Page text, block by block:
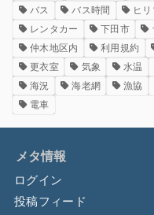
バス
バス時間 ヒ
レンタカー
下田市
仲木地区内
利用規約
更衣室
気象 水温
海況
海老網 漁協
電車
メタ情報
ログイン
投稿フィード